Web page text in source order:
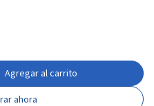
Agregar al carrito
ahora